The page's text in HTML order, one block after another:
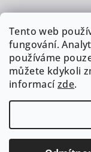
Tento web
fungování.
používáme
můžete kdykoli
informacízde.
Copyright 2026